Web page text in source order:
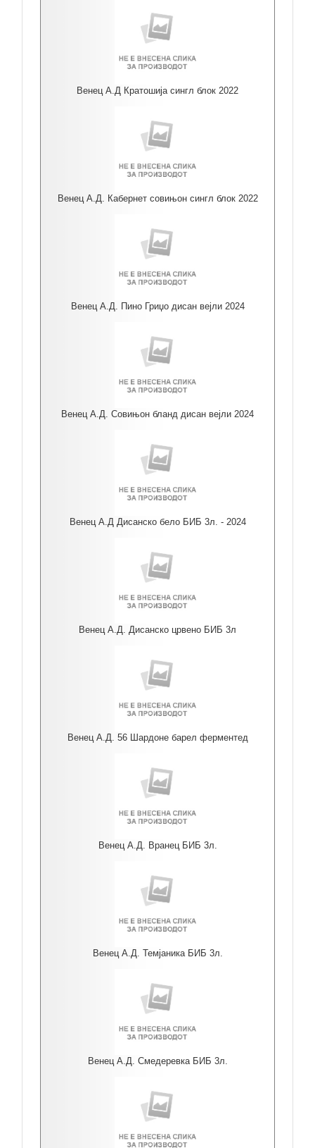
Венец А.Д Кратошија сингл блок 2022
Венец А.Д. Кабернет совињон сингл блок 2022
Венец А.Д. Пино Гриџо дисан вејли 2024
Венец А.Д. Совињон бланд дисан вејли 2024
Венец А.Д Дисанско бело БИБ 3л. - 2024
Венец А.Д. Дисанско црвено БИБ 3л
Венец А.Д. 56 Шардоне барел ферментед
Венец А.Д. Вранец БИБ 3л.
Венец А.Д. Темјаника БИБ 3л.
Венец А.Д. Смедеревка БИБ 3л.